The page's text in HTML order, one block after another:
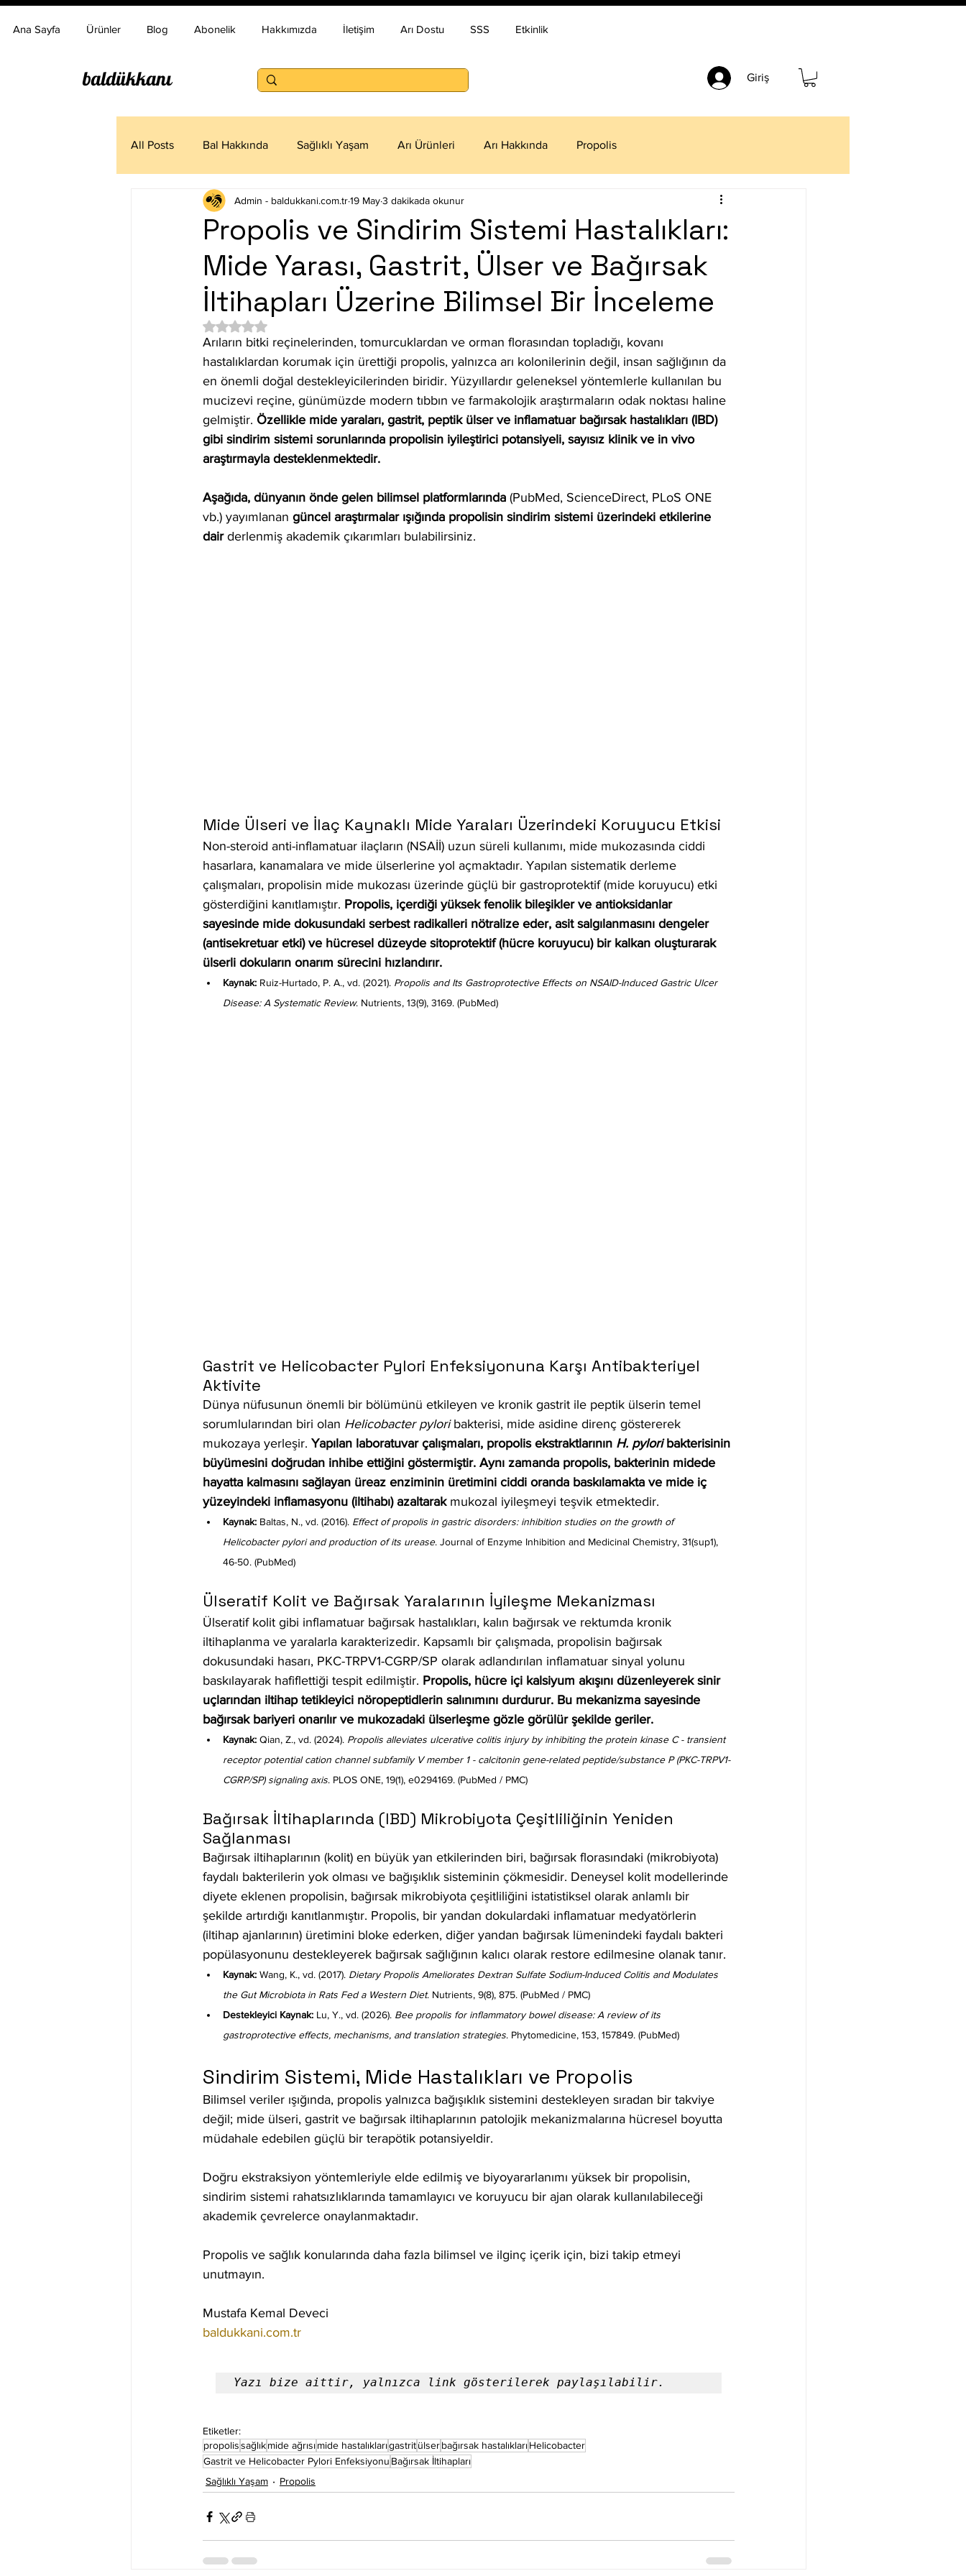
baldükkanı
Ana Sayfa Ürünler Blog Abonelik Hakkımızda İletişim Arı Dostu SSS Etkinlik
Giriş
All Posts Bal Hakkında Sağlıklı Yaşam Arı Ürünleri Arı Hakkında Propolis
Propolis ve Sindirim Sistemi Hastalıkları:
Mide Yarası, Gastrit, Ülser ve Bağırsak
İltihapları Üzerine Bilimsel Bir İnceleme
Admin - baldukkani.com.tr19 May3 dakikada okunur
5 üzerinden NaN yıldız
Arıların bitki reçinelerinden, tomurcuklardan ve orman florasından topladığı, kovanı
hastalıklardan korumak için ürettiği propolis, yalnızca arı kolonilerinin değil, insan sağlığının da
en önemli doğal destekleyicilerinden biridir. Yüzyıllardır geleneksel yöntemlerle kullanılan bu
mucizevi reçine, günümüzde modern tıbbın ve farmakolojik araştırmaların odak noktası haline
gelmiştir. Özellikle mide yaraları, gastrit, peptik ülser ve inflamatuar bağırsak hastalıkları (IBD)
gibi sindirim sistemi sorunlarında propolisin iyileştirici potansiyeli, sayısız klinik ve in vivo
araştırmayla desteklenmektedir.
Aşağıda, dünyanın önde gelen bilimsel platformlarında (PubMed, ScienceDirect, PLoS ONE
vb.) yayımlanan güncel araştırmalar ışığında propolisin sindirim sistemi üzerindeki etkilerine
dair derlenmiş akademik çıkarımları bulabilirsiniz.
Mide Ülseri ve İlaç Kaynaklı Mide Yaraları Üzerindeki Koruyucu Etkisi
Non-steroid anti-inflamatuar ilaçların (NSAİİ) uzun süreli kullanımı, mide mukozasında ciddi
hasarlara, kanamalara ve mide ülserlerine yol açmaktadır. Yapılan sistematik derleme
çalışmaları, propolisin mide mukozası üzerinde güçlü bir gastroprotektif (mide koruyucu) etki
gösterdiğini kanıtlamıştır. Propolis, içerdiği yüksek fenolik bileşikler ve antioksidanlar
sayesinde mide dokusundaki serbest radikalleri nötralize eder, asit salgılanmasını dengeler
(antisekretuar etki) ve hücresel düzeyde sitoprotektif (hücre koruyucu) bir kalkan oluşturarak
ülserli dokuların onarım sürecini hızlandırır.
Kaynak: Ruiz-Hurtado, P. A., vd. (2021). Propolis and Its Gastroprotective Effects on NSAID-Induced Gastric Ulcer
Disease: A Systematic Review. Nutrients, 13(9), 3169. (PubMed)
Gastrit ve Helicobacter Pylori Enfeksiyonuna Karşı Antibakteriyel
Aktivite
Dünya nüfusunun önemli bir bölümünü etkileyen ve kronik gastrit ile peptik ülserin temel
sorumlularından biri olan Helicobacter pylori bakterisi, mide asidine direnç göstererek
mukozaya yerleşir. Yapılan laboratuvar çalışmaları, propolis ekstraktlarının H. pylori bakterisinin
büyümesini doğrudan inhibe ettiğini göstermiştir. Aynı zamanda propolis, bakterinin midede
hayatta kalmasını sağlayan üreaz enziminin üretimini ciddi oranda baskılamakta ve mide iç
yüzeyindeki inflamasyonu (iltihabı) azaltarak mukozal iyileşmeyi teşvik etmektedir.
Kaynak: Baltas, N., vd. (2016). Effect of propolis in gastric disorders: inhibition studies on the growth of
Helicobacter pylori and production of its urease. Journal of Enzyme Inhibition and Medicinal Chemistry, 31(sup1),
46-50. (PubMed)
Ülseratif Kolit ve Bağırsak Yaralarının İyileşme Mekanizması
Ülseratif kolit gibi inflamatuar bağırsak hastalıkları, kalın bağırsak ve rektumda kronik
iltihaplanma ve yaralarla karakterizedir. Kapsamlı bir çalışmada, propolisin bağırsak
dokusundaki hasarı, PKC-TRPV1-CGRP/SP olarak adlandırılan inflamatuar sinyal yolunu
baskılayarak hafiflettiği tespit edilmiştir. Propolis, hücre içi kalsiyum akışını düzenleyerek sinir
uçlarından iltihap tetikleyici nöropeptidlerin salınımını durdurur. Bu mekanizma sayesinde
bağırsak bariyeri onarılır ve mukozadaki ülserleşme gözle görülür şekilde geriler.
Kaynak: Qian, Z., vd. (2024). Propolis alleviates ulcerative colitis injury by inhibiting the protein kinase C - transient
receptor potential cation channel subfamily V member 1 - calcitonin gene-related peptide/substance P (PKC-TRPV1-
CGRP/SP) signaling axis. PLOS ONE, 19(1), e0294169. (PubMed / PMC)
Bağırsak İltihaplarında (IBD) Mikrobiyota Çeşitliliğinin Yeniden
Sağlanması
Bağırsak iltihaplarının (kolit) en büyük yan etkilerinden biri, bağırsak florasındaki (mikrobiyota)
faydalı bakterilerin yok olması ve bağışıklık sisteminin çökmesidir. Deneysel kolit modellerinde
diyete eklenen propolisin, bağırsak mikrobiyota çeşitliliğini istatistiksel olarak anlamlı bir
şekilde artırdığı kanıtlanmıştır. Propolis, bir yandan dokulardaki inflamatuar medyatörlerin
(iltihap ajanlarının) üretimini bloke ederken, diğer yandan bağırsak lümenindeki faydalı bakteri
popülasyonunu destekleyerek bağırsak sağlığının kalıcı olarak restore edilmesine olanak tanır.
Kaynak: Wang, K., vd. (2017). Dietary Propolis Ameliorates Dextran Sulfate Sodium-Induced Colitis and Modulates
the Gut Microbiota in Rats Fed a Western Diet. Nutrients, 9(8), 875. (PubMed / PMC)
Destekleyici Kaynak: Lu, Y., vd. (2026). Bee propolis for inflammatory bowel disease: A review of its
gastroprotective effects, mechanisms, and translation strategies. Phytomedicine, 153, 157849. (PubMed)
Sindirim Sistemi, Mide Hastalıkları ve Propolis
Bilimsel veriler ışığında, propolis yalnızca bağışıklık sistemini destekleyen sıradan bir takviye
değil; mide ülseri, gastrit ve bağırsak iltihaplarının patolojik mekanizmalarına hücresel boyutta
müdahale edebilen güçlü bir terapötik potansiyeldir.
Doğru ekstraksiyon yöntemleriyle elde edilmiş ve biyoyararlanımı yüksek bir propolisin,
sindirim sistemi rahatsızlıklarında tamamlayıcı ve koruyucu bir ajan olarak kullanılabileceği
akademik çevrelerce onaylanmaktadır.
Propolis ve sağlık konularında daha fazla bilimsel ve ilginç içerik için, bizi takip etmeyi
unutmayın.
Mustafa Kemal Deveci
baldukkani.com.tr
Yazı bize aittir, yalnızca link gösterilerek paylaşılabilir.
Etiketler:
propolissağlıkmide ağrısımide hastalıklarıgastritülserbağırsak hastalıklarıHelicobacter
Gastrit ve Helicobacter Pylori Enfeksiyonu Bağırsak İltihapları
Sağlıklı Yaşam
Propolis